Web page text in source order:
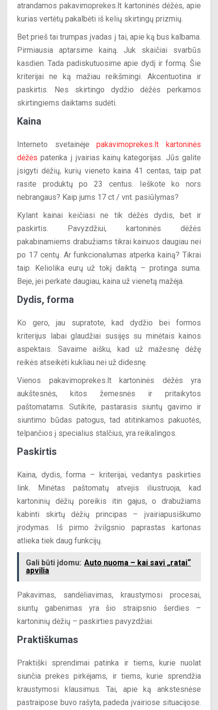
atrandamos pakavimoprekes.lt kartoninės dėžės, apie
kurias vertėtų pakalbėti iš kelių skirtingų prizmių.
Bet prieš tai trumpas įvadas į tai, apie ką bus kalbama.
Pirmiausia aptarsime kainą. Juk skaičiai svarbūs
kasdien. Tada padiskutuosime apie dydį ir formą. Šie
kriterijai ne ką mažiau reikšmingi. Akcentuotina ir
paskirtis. Nes skirtingo dydžio dėžės perkamos
skirtingiems daiktams sudėti.
Kaina
Interneto svetainėjepakavimoprekes.lt kartoninės
dėžės patenka į įvairias kainų kategorijas. Jūs galite
įsigyti dėžių, kurių vieneto kaina 41 centas, taip pat
rasite produktų po 23 centus. Ieškote ko nors
nebrangaus? Kaip jums 17 ct / vnt. pasiūlymas?
Kylant kainai keičiasi ne tik dėžės dydis, bet ir
paskirtis. Pavyzdžiui, kartoninės dėžės
pakabinamiems drabužiams tikrai kainuos daugiau nei
po 17 centų. Ar funkcionalumas atperka kainą? Tikrai
taip. Keliolika eurų už tokį daiktą – protinga suma.
Beje, jei perkate daugiau, kaina už vienetą mažėja.
Dydis, forma
Ko gero, jau supratote, kad dydžio bei formos
kriterijus labai glaudžiai susijęs su minėtais kainos
aspektais. Savaime aišku, kad už mažesnę dėžę
reikės atseikėti kukliau nei už didesnę.
Vienos pakavimoprekes.lt kartoninės dėžės yra
aukštesnės, kitos žemesnės ir pritaikytos
paštomatams. Sutikite, pastarasis siuntų gavimo ir
siuntimo būdas patogus, tad atitinkamos pakuotės,
telpančios į specialius stalčius, yra reikalingos.
Paskirtis
Kaina, dydis, forma – kriterijai, vedantys paskirties
link. Minėtas paštomatų atvejis iliustruoja, kad
kartoninių dėžių poreikis itin gajus, o drabužiams
kabinti skirtų dėžių principas – įvairiapusiškumo
įrodymas. Iš pirmo žvilgsnio paprastas kartonas
atlieka tiek daug funkcijų.
Gali būti įdomu: Auto nuoma – kai savi „ratai“
apvilia
Pakavimas, sandėliavimas, kraustymosi procesai,
siuntų gabenimas yra šio straipsnio šerdies –
kartoninių dėžių – paskirties pavyzdžiai.
Praktiškumas
Praktiški sprendimai patinka ir tiems, kurie nuolat
siunčia prekes pirkėjams, ir tiems, kurie sprendžia
kraustymosi klausimus. Tai, apie ką ankstesnėse
pastraipose buvo rašyta, padeda įvairiose situacijose.